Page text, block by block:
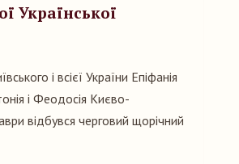
Української
і всієї України Епіфанія
і Феодосія Києво-
відбувся черговий щорічний